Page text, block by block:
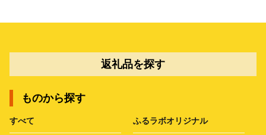
返礼品を探す
ものから探す
すべて ふるラボオリジナル